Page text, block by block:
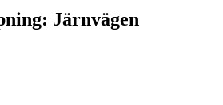
Järnvägen